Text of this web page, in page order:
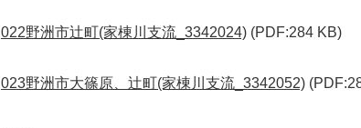
022野洲市辻町(家棟川支流_3342024) (PDF:284 KB)
023野洲市大篠原、辻町(家棟川支流_3342052)